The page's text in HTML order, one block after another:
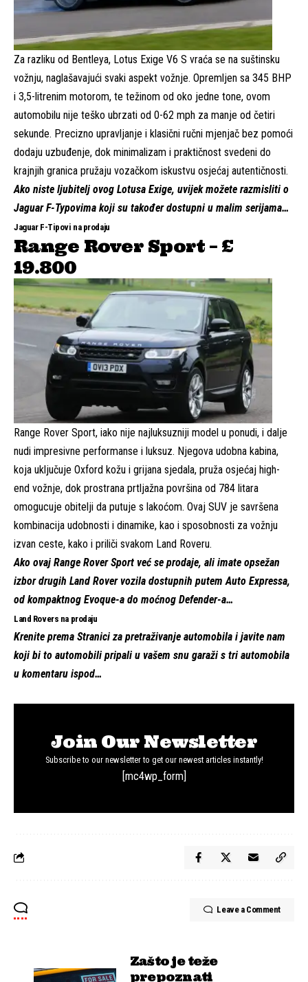
Za razliku od Bentleya, Lotus Exige V6 S vraća se na suštinsku
vožnju, naglašavajući svaki aspekt vožnje. Opremljen sa 345 BHP
i 3,5-litrenim motorom, te težinom od oko jedne tone, ovom
automobilu nije teško ubrzati od 0-62 mph za manje od četiri
sekunde. Precizno upravljanje i klasični ručni mjenjač bez pomoći
dodaju uzbuđenje, dok minimalizam i praktičnost svedeni do
krajnjih granica pružaju vozačkom iskustvu osjećaj autentičnosti.
Ako niste ljubitelj ovog Lotusa Exige, uvijek možete razmisliti o
Jaguar F-Typovima koji su također dostupni u malim serijama…
Jaguar F-Tipovi na prodaju
Range Rover Sport – £
19.800
Range Rover Sport, iako nije najluksuzniji model u ponudi, i dalje
nudi impresivne performanse i luksuz. Njegova udobna kabina,
koja uključuje Oxford kožu i grijana sjedala, pruža osjećaj high-
end vožnje, dok prostrana prtljažna površina od 784 litara
omogucuje obitelji da putuje s lakoćom. Ovaj SUV je savršena
kombinacija udobnosti i dinamike, kao i sposobnosti za vožnju
izvan ceste, kako i priliči svakom Land Roveru.
Ako ovaj Range Rover Sport već se prodaje, ali imate opsežan
izbor drugih Land Rover vozila dostupnih putem Auto Expressa,
od kompaktnog Evoque-a do moćnog Defender-a…
Land Rovers na prodaju
Krenite prema Stranici za pretraživanje automobila i javite nam
koji bi to automobili pripali u vašem snu garaži s tri automobila
u komentaru ispod…
Join Our Newsletter
Subscribe to our newsletter to get our newest articles instantly!
[mc4wp_form]
Leave a Comment
Zašto je teže
prepoznati